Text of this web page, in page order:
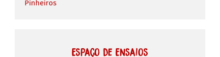
Pinheiros
Espaço de Ensaios